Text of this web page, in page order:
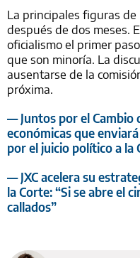
La principales figuras
después de dos meses.
oficialismo el primer
que son minoría. La
ausentarse de la
próxima.
— Juntos por el Cambio
económicas que
por el juicio político a la
— JXC acelera su
la Corte: “Si se abre el
callados”